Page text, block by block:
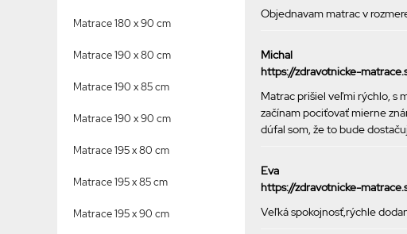
Matrace 180 x 90 cm
Matrace 190 x 80 cm
Matrace 190 x 85 cm
Matrace 190 x 90 cm
Matrace 195 x 80 cm
Matrace 195 x 85 cm
Matrace 195 x 90 cm
Objednavam matrac v
Michal
https://zdravotnicke-
Matrac prišiel veľmi rýchlo, s
začínam pociťovať mierne
dúfal som, že to bude
Eva
https://zdravotnicke-
Veľká spokojnosť,rýchle